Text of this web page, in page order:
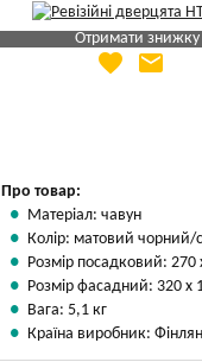
Отримати знижку
Яка Ваша ціна
favorite email
Про товар:
Матеріал: чавун
Колір: матовий чорний/
Розмір посадковий:
Розмір фасадний: 320 х
Вага: 5,1 кг
Країна виробник: